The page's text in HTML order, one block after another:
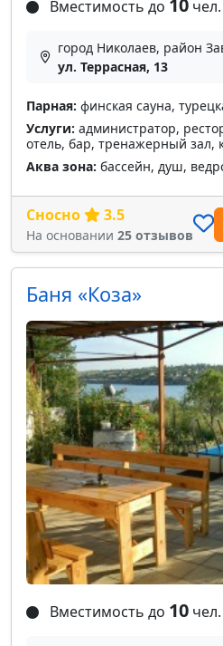
Вместимость до 10 чел.
город Николаев, район
ул. Террасная, 13
Парная: финская сауна,
Услуги: администратор,
отель, бар, тренажерный зал,
Аква зона: бассейн, душ,
Сносно 3.5
На основании 25 отзывов
Баня «Коза»
Вместимость до 10 чел.